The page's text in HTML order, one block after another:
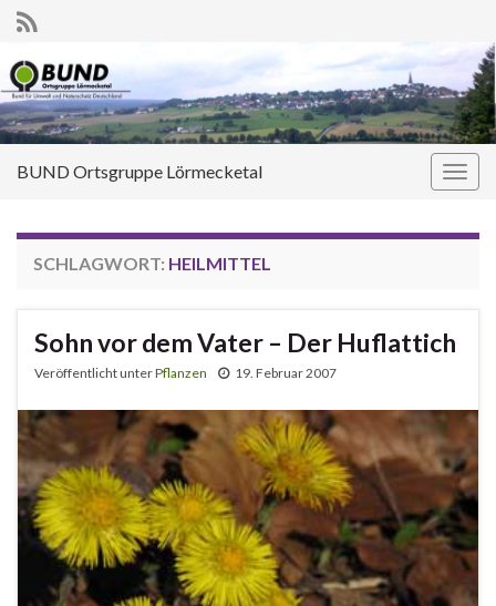
BUND Ortsgruppe Lörmecketal
SCHLAGWORT: HEILMITTEL
Sohn vor dem Vater – Der Huflattich
Veröffentlicht unterPflanzen 19. Februar 2007